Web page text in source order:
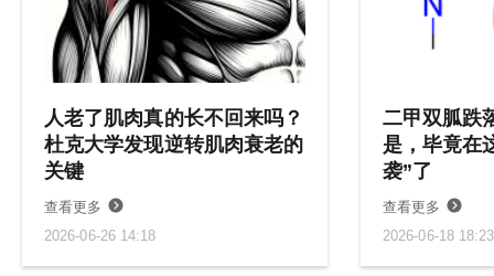
人老了肌肉真的长不回来吗？
杜克大学发现逆转肌肉衰老的
关键
查看更多
2026-06-26 14:18
二甲双胍跌
是，毕竟在
袭”了
查看更多
2026-06-18 18:23